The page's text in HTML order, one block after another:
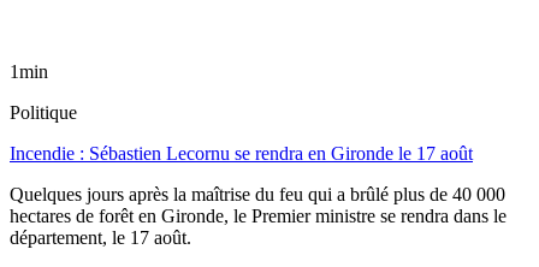
1min
Politique
Incendie : Sébastien Lecornu se rendra en Gironde le 17 août
Quelques jours après la maîtrise du feu qui a brûlé plus de 40 000
hectares de forêt en Gironde, le Premier ministre se rendra dans le
département, le 17 août.